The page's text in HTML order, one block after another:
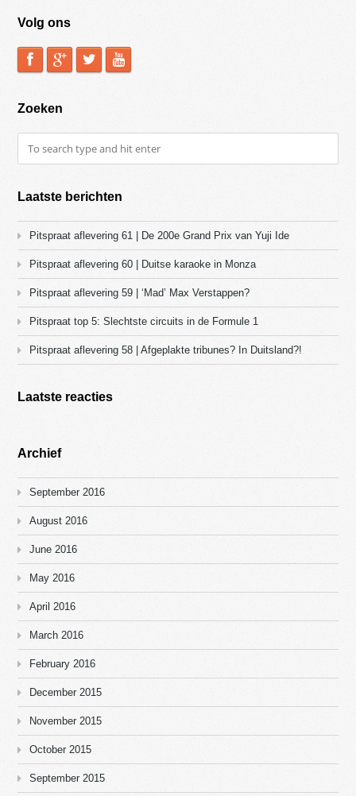
Volg ons
Zoeken
Laatste berichten
Pitspraat aflevering 61 | De 200e Grand Prix van Yuji Ide
Pitspraat aflevering 60 | Duitse karaoke in Monza
Pitspraat aflevering 59 | ‘Mad’ Max Verstappen?
Pitspraat top 5: Slechtste circuits in de Formule 1
Pitspraat aflevering 58 | Afgeplakte tribunes? In Duitsland?!
Laatste reacties
Archief
September 2016
August 2016
June 2016
May 2016
April 2016
March 2016
February 2016
December 2015
November 2015
October 2015
September 2015